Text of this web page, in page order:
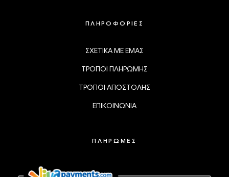
ΠΛΗΡΟΦΟΡΙΕΣ
ΣΧΕΤΙΚΑ ΜΕ ΕΜΑΣ
ΤΡΟΠΟΙ ΠΛΗΡΩΜΗΣ
ΤΡΟΠΟΙ ΑΠΟΣΤΟΛΗΣ
ΕΠΙΚΟΙΝΩΝΙΑ
ΠΛΗΡΩΜΕΣ